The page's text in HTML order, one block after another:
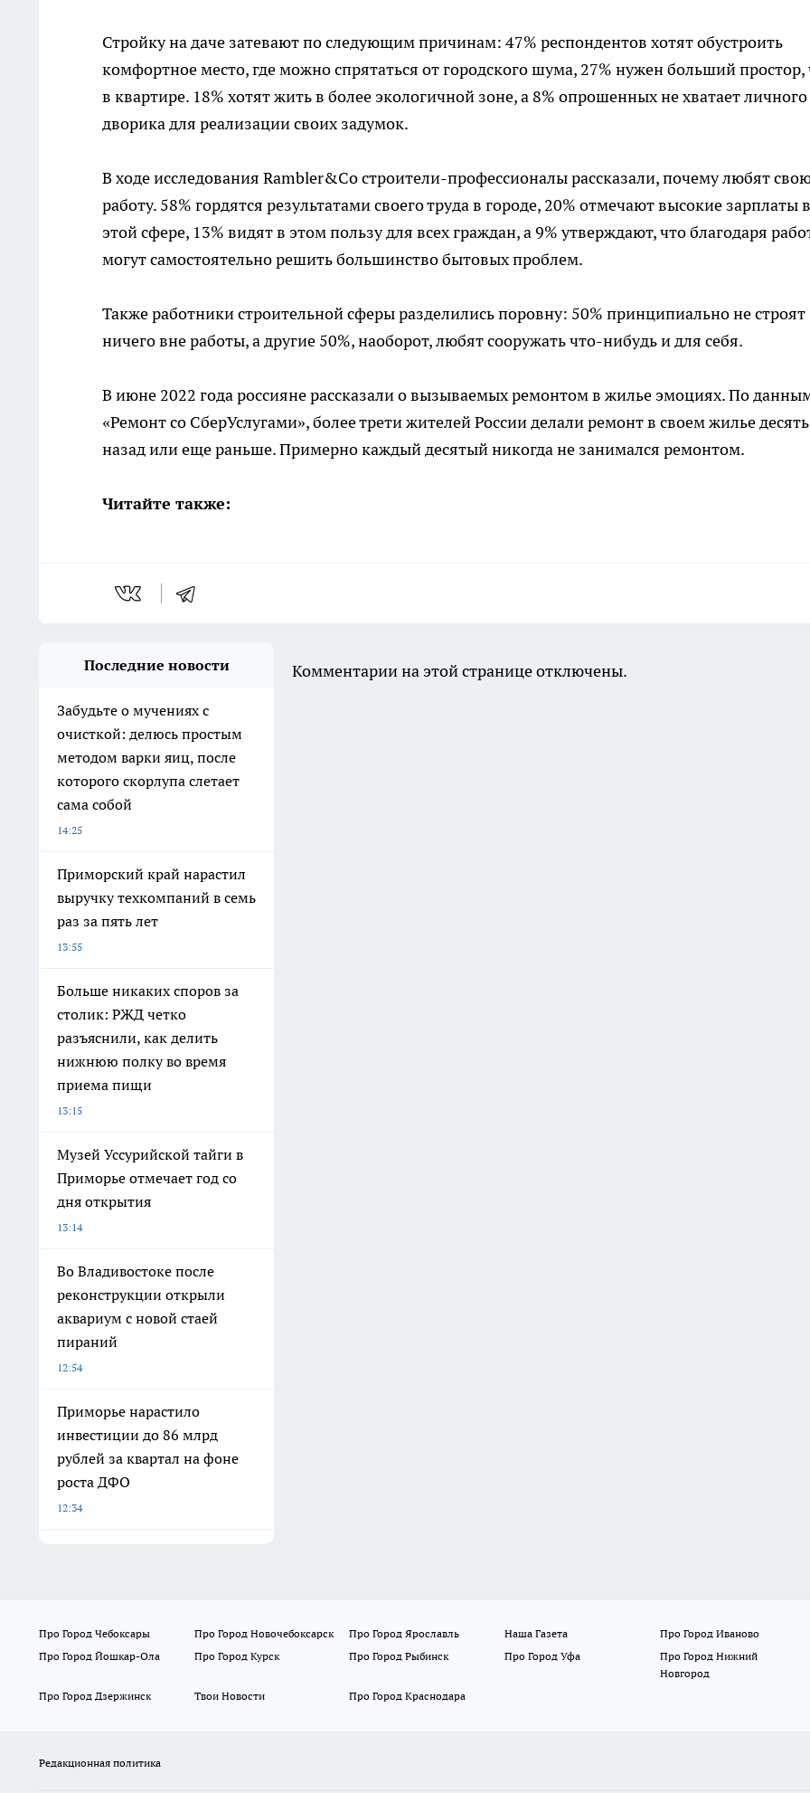
Стройку на даче затевают по следующим причинам: 47% респондентов хотят обустроить
комфортное место, где можно спрятаться от городского шума, 27% нужен больший простор,
в квартире. 18% хотят жить в более экологичной зоне, а 8% опрошенных не хватает личного
дворика для реализации своих задумок.
В ходе исследования Rambler&Co строители-профессионалы рассказали, почему любят
работу. 58% гордятся результатами своего труда в городе, 20% отмечают высокие зарплаты в
этой сфере, 13% видят в этом пользу для всех граждан, а 9% утверждают, что благодаря
могут самостоятельно решить большинство бытовых проблем.
Также работники строительной сферы разделились поровну: 50% принципиально не строят
ничего вне работы, а другие 50%, наоборот, любят сооружать что-нибудь и для себя.
В июне 2022 года россияне рассказали о вызываемых ремонтом в жилье эмоциях. По
«Ремонт со СберУслугами», более трети жителей России делали ремонт в своем жилье
назад или еще раньше. Примерно каждый десятый никогда не занимался ремонтом.
Читайте также:
Последние новости
Забудьте о мучениях с
очисткой: делюсь простым
методом варки яиц, после
которого скорлупа слетает
сама собой
14:25
Приморский край нарастил
выручку техкомпаний в семь
раз за пять лет
13:55
Больше никаких споров за
столик: РЖД четко
разъяснили, как делить
нижнюю полку во время
приема пищи
13:15
Музей Уссурийской тайги в
Приморье отмечает год со
дня открытия
13:14
Во Владивостоке после
реконструкции открыли
аквариум с новой стаей
пираний
12:54
Приморье нарастило
инвестиции до 86 млрд
рублей за квартал на фоне
роста ДФО
12:34
Комментарии на этой странице отключены.
Про Город Чебоксары Про Город Новочебоксарск Про Город Ярославль Наша Газета
Про Город Иваново
Про Город Йошкар-Ола
Про Город Курск Про Город Рыбинск Про Город Уфа
Про Город Нижний
Новгород
Про Город Дзержинск
Твои Новости Про Город Краснодара
Редакционная политика